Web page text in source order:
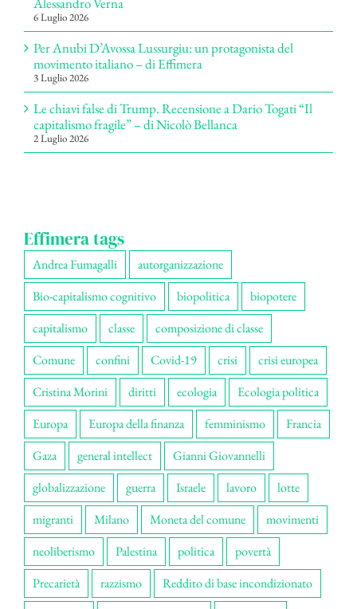
6 Luglio 2026
Per Anubi D’Avossa Lussurgiu: un protagonista del
movimento italiano – di Effimera
3 Luglio 2026
Le chiavi false di Trump. Recensione a Dario Togati “Il
capitalismo fragile” – di Nicolò Bellanca
2 Luglio 2026
Effimera tags
Andrea Fumagalli
autorganizzazione
Bio-capitalismo cognitivo
biopolitica
biopotere
capitalismo
classe
composizione di classe
Comune
confini Covid-19 crisi
crisi europea
Cristina Morini
diritti ecologia
Ecologia politica
Europa
Europa della finanza femminismo
Francia
Gaza
general intellect
Gianni Giovannelli
globalizzazione
guerra Israele lavoro
lotte
migranti
Milano Moneta del comune
movimenti
neoliberismo
Palestina politica
povertà
Precarietà
razzismo
Reddito di base incondizionato